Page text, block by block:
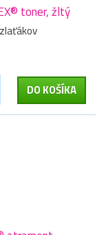
toner, žltý
DO KOŠÍKA